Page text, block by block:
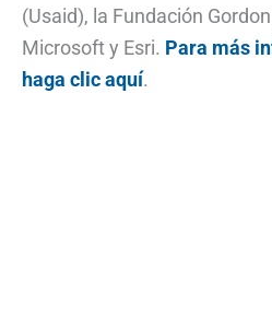
(Usaid), la Fundación
Microsoft y Esri. Para más
haga clic aquí.